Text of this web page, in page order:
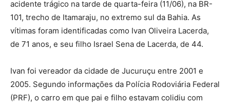
acidente trágico na tarde de quarta-feira (11/06), na BR-
101, trecho de Itamaraju, no extremo sul da Bahia. As
vítimas foram identificadas como Ivan Oliveira Lacerda,
de 71 anos, e seu filho Israel Sena de Lacerda, de 44.
Ivan foi vereador da cidade de Jucuruçu entre 2001 e
2005. Segundo informações da Polícia Rodoviária Federal
(PRF), o carro em que pai e filho estavam colidiu com